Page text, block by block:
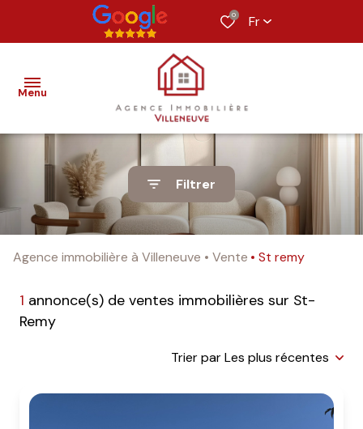
0 Fr
Menu
estimation
alerte
mail
Filtrer
Agence immobilière à Villeneuve Vente St remy
1 annonce(s) de ventes immobilières sur St-
Remy
Trier par Les plus récentes